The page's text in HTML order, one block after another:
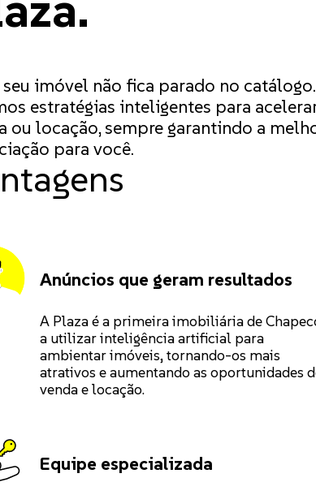
seu imóvel não fica parado no catálogo.
estratégias inteligentes para
ou locação, sempre garantindo a
para você.
Anúncios que geram resultados
A Plaza é a primeira imobiliária de
a utilizar inteligência artificial para
ambientar imóveis, tornando-os mais
atrativos e aumentando as oportunidades
venda e locação.
Equipe especializada